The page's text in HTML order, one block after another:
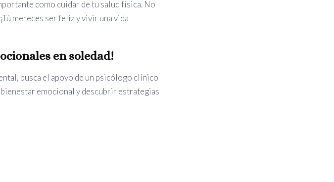
como cuidar de tu salud física. No
mereces ser feliz y vivir una vida
en soledad!
busca el apoyo de un psicólogo clínico
emocional y descubrir estrategias